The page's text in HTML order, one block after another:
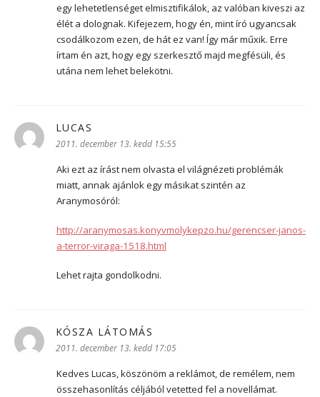
egy lehetetlenséget elmisztifikálok, az valóban kiveszi az
élét a dolognak. Kifejezem, hogy én, mint író ugyancsak
csodálkozom ezen, de hát ez van! Így már műxik. Erre
írtam én azt, hogy egy szerkesztő majd megfésüli, és
utána nem lehet belekötni.
LUCAS
2011. december 13. kedd 15:55
Aki ezt az írást nem olvasta el világnézeti problémák
miatt, annak ajánlok egy másikat szintén az
Aranymosóról:
http://aranymosas.konyvmolykepzo.hu/gerencser-janos-
a-terror-viraga-1518.html
Lehet rajta gondolkodni.
KÓSZA LÁTOMÁS
2011. december 13. kedd 17:05
Kedves Lucas, köszönöm a reklámot, de remélem, nem
összehasonlítás céljából vetetted fel a novellámat.